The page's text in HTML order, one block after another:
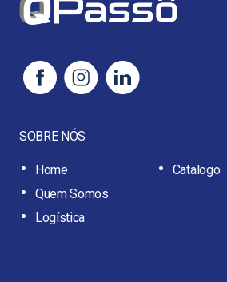
SOBRE NÓS
Home
Quem Somos
Logística
Catalogo